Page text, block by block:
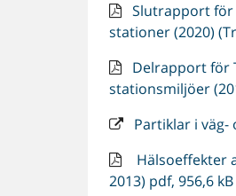
Slutrapport för
stationer (2020)
Delrapport för
stationsmiljöer
Partiklar i väg-
Hälsoeffekter
2013) pdf, 956,6 kB